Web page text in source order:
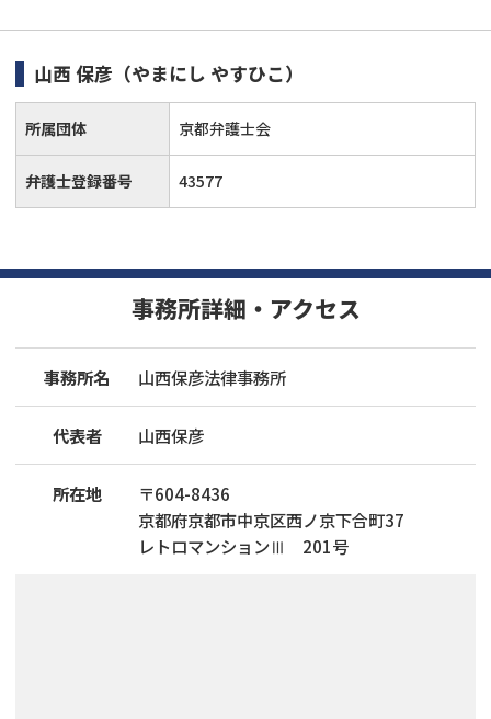
山西 保彦 （やまにし やすひこ）
所属団体 京都弁護士会
弁護士登録番号 43577
事務所詳細・アクセス
事務所名 山西保彦法律事務所
代表者 山西保彦
所在地 〒604-8436
京都府京都市中京区西ノ京下合町37
レトロマンションⅢ 201号